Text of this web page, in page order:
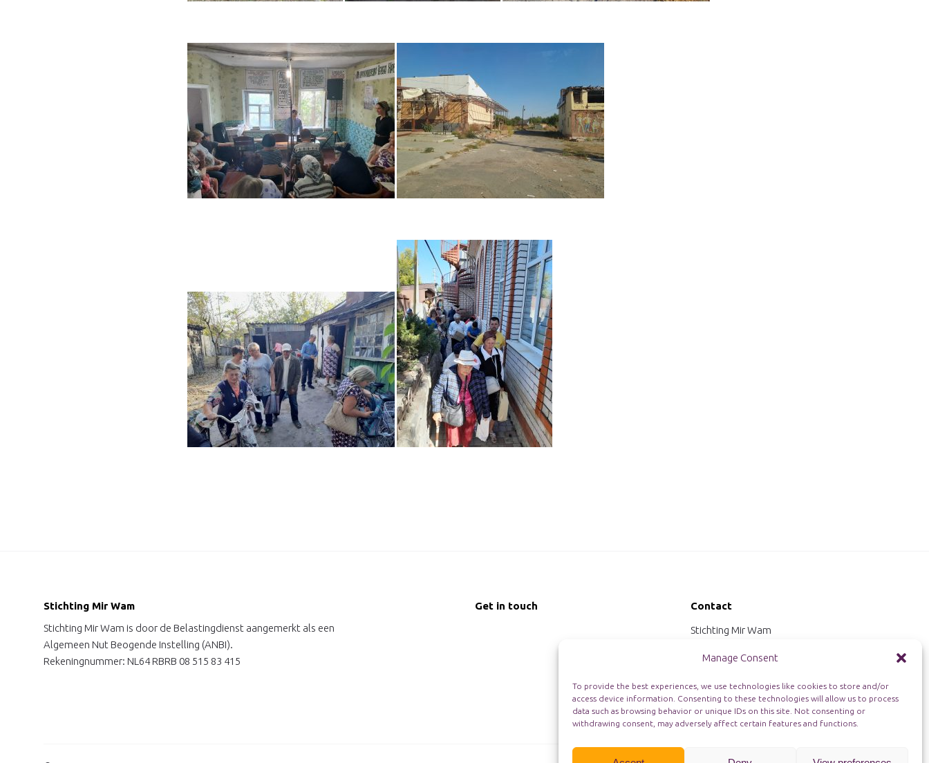
Manage Consent
To provide the best experiences, we use technologies like cookies to store and/or
access device information. Consenting to these technologies will allow us to process
data such as browsing behavior or unique IDs on this site. Not consenting or
withdrawing consent, may adversely affect certain features and functions.
Stichting Mir Wam
Stichting Mir Wam is door de Belastingdienst aangemerkt als een
Algemeen Nut Beogende Instelling (ANBI).
Rekeningnummer: NL64 RBRB 08 515 83 415
Get in touch Contact
Stichting Mir Wam
4311 EZ Bruinisse
info@mirwam.nl